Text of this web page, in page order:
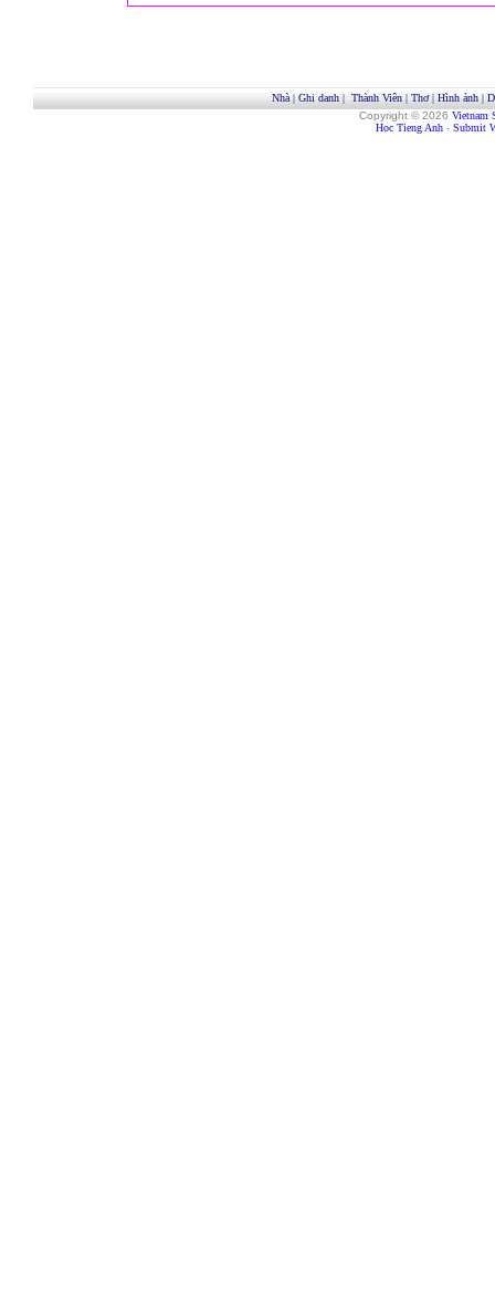
Nhà| Ghi danh| Thành Viên| Thơ| Hình ảnh|
Copyright © 2026 Vietnam
Hoc Tieng Anh - Submit